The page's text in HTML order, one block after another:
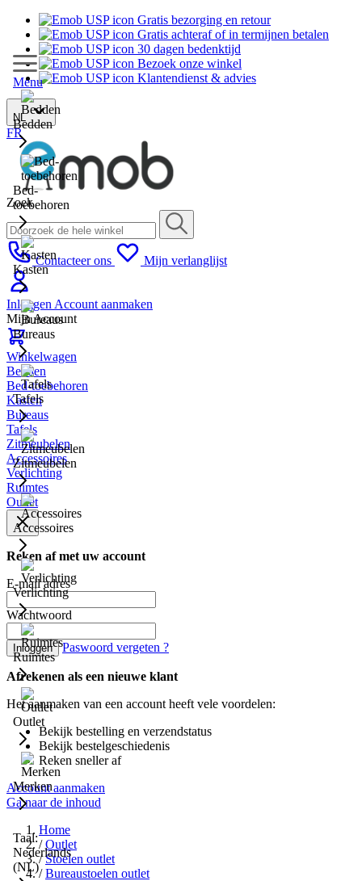
Gratis bezorging en retour
Gratis achteraf of in termijnen betalen
30 dagen bedenktijd
Bezoek onze winkel
Klantendienst & advies
NL
FR
Zoek
Contacteer ons Mijn verlanglijst
Inloggen Account aanmaken
Mijn Account
Winkelwagen
Menu
Bedden
Bed-
toebehoren
Kasten
Bureaus
Tafels
Zitmeubelen
Accessoires
Verlichting
Ruimtes
Outlet
Merken
Taal:
Nederlands
(NL)
Bedden
Bed-toebehoren
Kasten
Bureaus
Tafels
Zitmeubelen
Accessoires
Verlichting
Ruimtes
Outlet
Reken af met uw account
E-mail adres
Wachtwoord
Inloggen Paswoord vergeten ?
Afrekenen als een nieuwe klant
Het aanmaken van een account heeft vele voordelen:
Bekijk bestelling en verzendstatus
Bekijk bestelgeschiedenis
Reken sneller af
Account aanmaken
Ga naar de inhoud
Home
/ Outlet
/ Stoelen outlet
/ Bureaustoelen outlet